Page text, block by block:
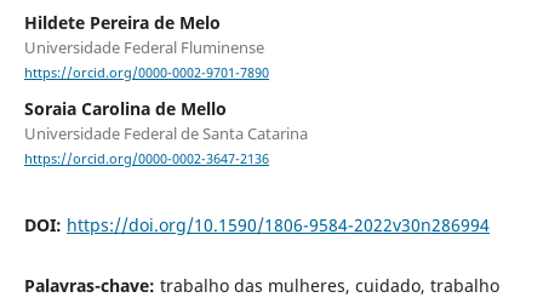
Hildete Pereira de Melo
Universidade Federal Fluminense
https://orcid.org/0000-0002-9701-7890
Soraia Carolina de Mello
Universidade Federal de Santa Catarina
https://orcid.org/0000-0002-3647-2136
DOI: https://doi.org/10.1590/1806-9584-2022v30n286994
Palavras-chave: trabalho das mulheres, cuidado, trabalho